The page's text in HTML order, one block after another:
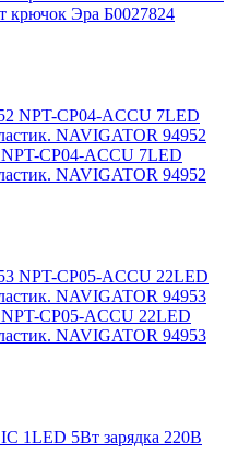
крючок Эра Б0027824
CP04-ACCU 7LED
NAVIGATOR 94952
CP05-ACCU 22LED
NAVIGATOR 94953